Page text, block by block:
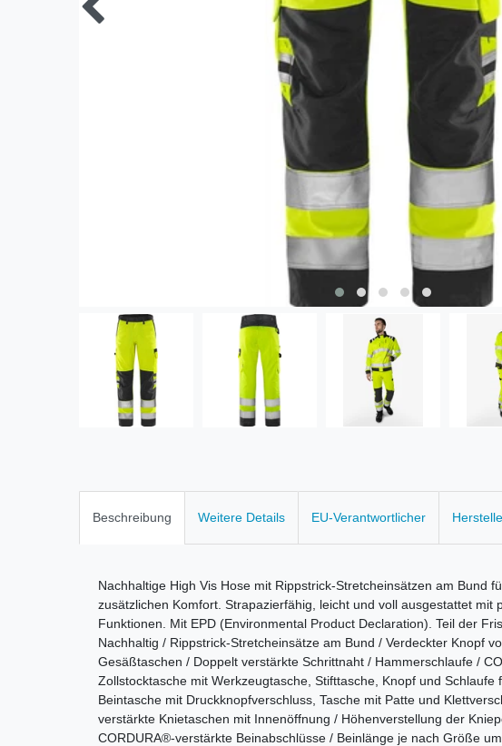
Beschreibung Weitere Details EU-Verantwortlicher
Nachhaltige High Vis Hose mit Rippstrick-Stretcheinsätzen am Bund
zusätzlichen Komfort. Strapazierfähig, leicht und voll ausgestattet mit
Funktionen. Mit EPD (Environmental Product Declaration). Teil der
Nachhaltig / Rippstrick-Stretcheinsätze am Bund / Verdeckter Knopf
Gesäßtaschen / Doppelt verstärkte Schrittnaht / Hammerschlaufe /
Zollstocktasche mit Werkzeugtasche, Stifttasche, Knopf und Schlaufe
Beintasche mit Druckknopfverschluss, Tasche mit Patte und
verstärkte Knietaschen mit Innenöffnung / Höhenverstellung der
CORDURA®-verstärkte Beinabschlüsse / Beinlänge je nach Größe